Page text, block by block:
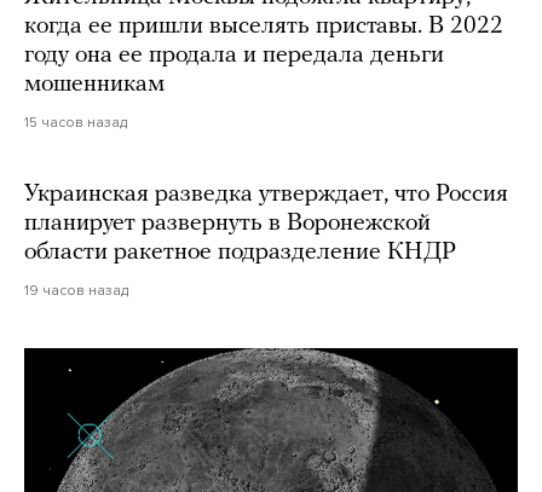
когда ее пришли выселять приставы. В 2022
году она ее продала и передала деньги
мошенникам
15 часов назад
Украинская разведка утверждает, что Россия
планирует развернуть в Воронежской
области ракетное подразделение КНДР
19 часов назад